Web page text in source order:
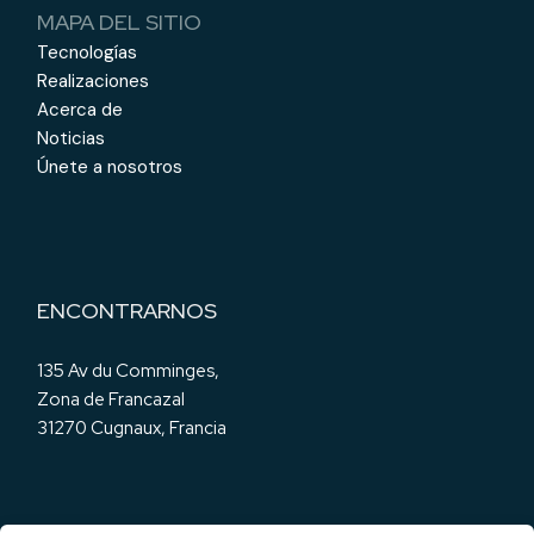
MAPA DEL SITIO
Tecnologías
Realizaciones
Acerca de
Noticias
Únete a nosotros
ENCONTRARNOS
135 Av du Comminges,
Zona de Francazal
31270 Cugnaux, Francia